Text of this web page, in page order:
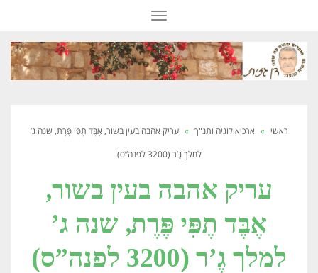
תפריט
ראשי » ארכיאולוגיה ותנ"ך » עריק אהבה בעין בשור, אֶבֶּד תֶפִּי פֶּרֶת, שנה ג’
למלך גֶ’ר (3200 לפנה”ס)
עריק אהבה בעין בשור,
אֶבֶּד תֶפִּי פֶּרֶת, שנה ג’
למלך גֶ’ר (3200 לפנה”ס)